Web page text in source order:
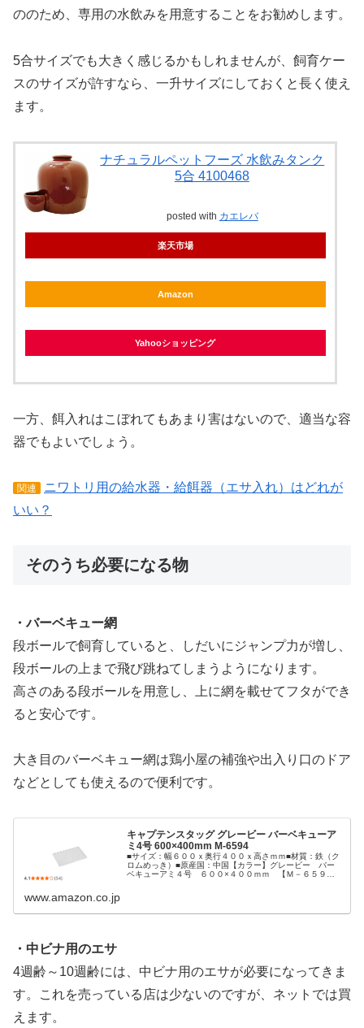
ののため、専用の水飲みを用意することをお勧めします。
5合サイズでも大きく感じるかもしれませんが、飼育ケー
スのサイズが許すなら、一升サイズにしておくと長く使え
ます。
ナチュラルペットフーズ 水飲みタンク
5合 4100468
posted with カエレバ
楽天市場
Amazon
Yahooショッピング
一方、餌入れはこぼれてもあまり害はないので、適当な容
器でもよいでしょう。
関連
ニワトリ用の給水器・給餌器（エサ入れ）はどれが
いい？
そのうち必要になる物
・バーベキュー網
段ボールで飼育していると、しだいにジャンプ力が増し、
段ボールの上まで飛び跳ねてしまうようになります。
高さのある段ボールを用意し、上に網を載せてフタができ
ると安心です。
大き目のバーベキュー網は鶏小屋の補強や出入り口のドア
などとしても使えるので便利です。
キャプテンスタッグ グレービー バーベキューア
ミ4号 600×400mm M-6594
■サイズ：幅６００ｘ奥行４００ｘ高さｍｍ■材質：鉄（ク
ロムめっき）■原産国：中国【カラー】グレービー バー
ベキューアミ４号 ６００×４００ｍｍ 【Ｍ－６５９
www.amazon.co.jp
・中ビナ用のエサ
4週齢～10週齢には、中ビナ用のエサが必要になってきま
す。これを売っている店は少ないのですが、ネットでは買
えます。